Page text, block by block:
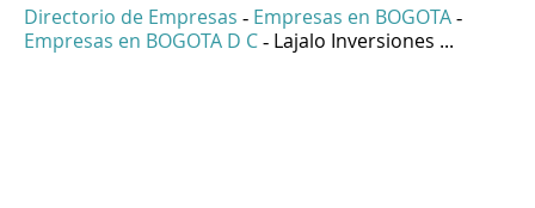
Directorio de Empresas - Empresas en BOGOTA -
Empresas en BOGOTA D C - Lajalo Inversiones ...